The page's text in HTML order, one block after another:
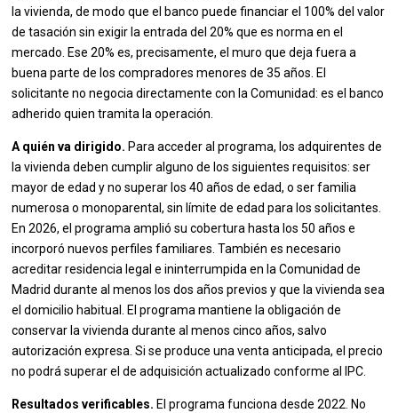
la vivienda, de modo que el banco puede financiar el 100% del valor
de tasación sin exigir la entrada del 20% que es norma en el
mercado. Ese 20% es, precisamente, el muro que deja fuera a
buena parte de los compradores menores de 35 años. El
solicitante no negocia directamente con la Comunidad: es el banco
adherido quien tramita la operación.
A quién va dirigido. Para acceder al programa, los adquirentes de
la vivienda deben cumplir alguno de los siguientes requisitos: ser
mayor de edad y no superar los 40 años de edad, o ser familia
numerosa o monoparental, sin límite de edad para los solicitantes.
En 2026, el programa amplió su cobertura hasta los 50 años e
incorporó nuevos perfiles familiares. También es necesario
acreditar residencia legal e ininterrumpida en la Comunidad de
Madrid durante al menos los dos años previos y que la vivienda sea
el domicilio habitual. El programa mantiene la obligación de
conservar la vivienda durante al menos cinco años, salvo
autorización expresa. Si se produce una venta anticipada, el precio
no podrá superar el de adquisición actualizado conforme al IPC.
Resultados verificables. El programa funciona desde 2022. No